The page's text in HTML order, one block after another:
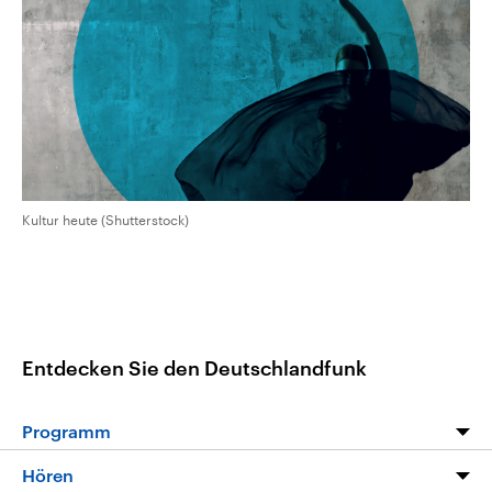
aktuelle Weltgeschehen.
Diese wird wie die
Libanon vom Iran
Sendungen Programm Podcasts
Audio-Archiv
Kultur heute (Shutterstock)
Entdecken Sie den Deutschlandfunk
Programm
Programm
Hören